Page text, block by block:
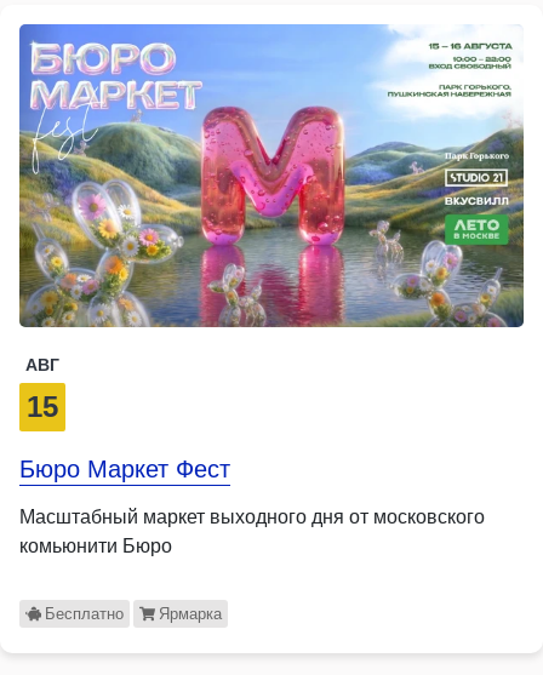
АВГ
15
Бюро Маркет Фест
Масштабный маркет выходного дня от московского
комьюнити Бюро
Бесплатно Ярмарка